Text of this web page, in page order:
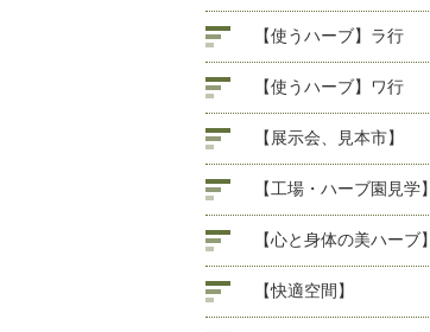
【使うハーブ】ラ行
【使うハーブ】ワ行
【展示会、見本市】
【工場・ハーブ園見学】
【心と身体の美ハーブ】
【快適空間】